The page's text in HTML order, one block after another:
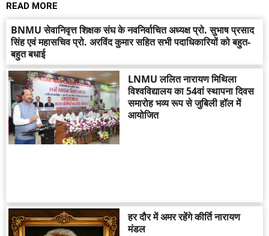
READ MORE
BNMU सेवानिवृत्त शिक्षक संघ के नवनिर्वाचित अध्यक्ष प्रो. सुभाष प्रसाद
सिंह एवं महासचिव प्रो. अरविंद कुमार सहित सभी पदाधिकारियों को बहुत-
बहुत बधाई
LNMU ललित नारायण मिथिला
विश्वविद्यालय का 54वां स्थापना दिवस
समारोह भव्य रूप से जुबिली हॉल में
आयोजित
हर दौर में अमर रहेंगे कीर्ति नारायण
मंडल